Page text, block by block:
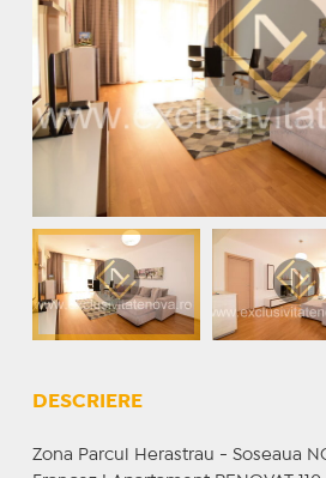
DESCRIERE
Zona Parcul Herastrau - Soseaua